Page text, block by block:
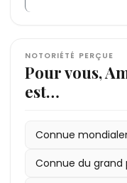
NOTORIÉTÉ PERÇUE
Pour vous,
est…
Connue
Connue du grand